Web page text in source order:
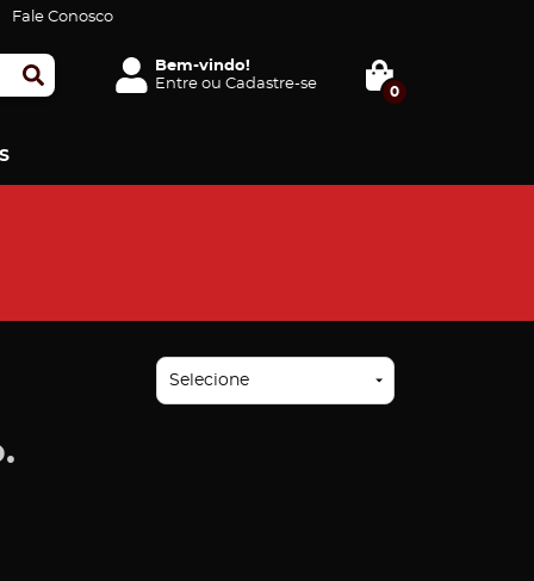
Fale Conosco
Bem-vindo!
Entreou Cadastre-se 0
Selecione